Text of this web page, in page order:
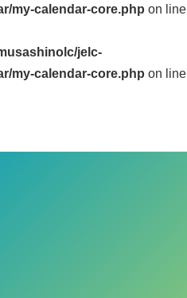
my-calendar-core.php on line
jelc-
my-calendar-core.php on line